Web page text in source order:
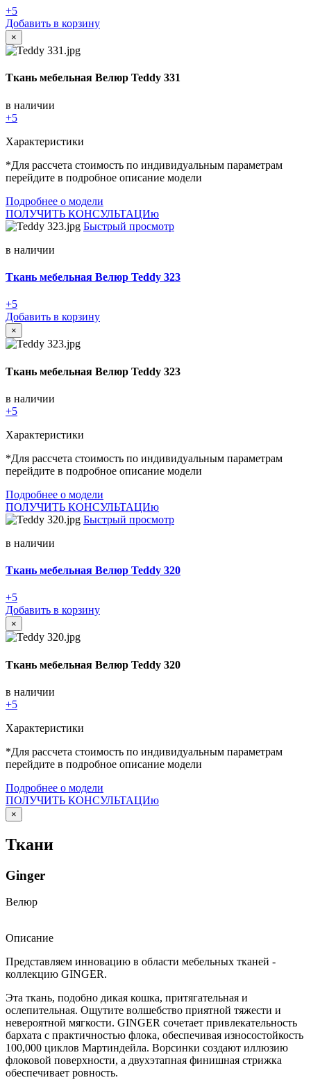
+5
Добавить в корзину
×
Ткань мебельная Велюр Teddy 331
в наличии
+5
Характеристики
*Для рассчета стоимость по индивидуальным параметрам
перейдите в подробное описание модели
Подробнее о модели
ПОЛУЧИТЬ КОНСУЛЬТАЦИю
Быстрый просмотр
в наличии
Ткань мебельная Велюр Teddy 323
+5
Добавить в корзину
×
Ткань мебельная Велюр Teddy 323
в наличии
+5
Характеристики
*Для рассчета стоимость по индивидуальным параметрам
перейдите в подробное описание модели
Подробнее о модели
ПОЛУЧИТЬ КОНСУЛЬТАЦИю
Быстрый просмотр
в наличии
Ткань мебельная Велюр Teddy 320
+5
Добавить в корзину
×
Ткань мебельная Велюр Teddy 320
в наличии
+5
Характеристики
*Для рассчета стоимость по индивидуальным параметрам
перейдите в подробное описание модели
Подробнее о модели
ПОЛУЧИТЬ КОНСУЛЬТАЦИю
×
Ткани
Ginger
Велюр
Описание
Представляем инновацию в области мебельных тканей -
коллекцию GINGER.
Эта ткань, подобно дикая кошка, притягательная и
ослепительная. Ощутите волшебство приятной тяжести и
невероятной мягкости. GINGER сочетает привлекательность
бархата с практичностью флока, обеспечивая износостойкость
100,000 циклов Мартиндейла. Ворсинки создают иллюзию
флоковой поверхности, а двухэтапная финишная стрижка
обеспечивает ровность.